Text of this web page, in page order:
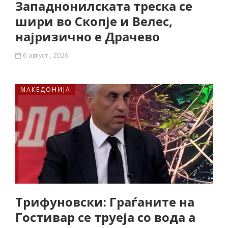
Западнонилската треска се
шири во Скопје и Велес,
најризично е Драчево
6 август , 2026
МАКЕДОНИЈА
Трифуновски: Граѓаните на
Гостивар се труеја со вода а